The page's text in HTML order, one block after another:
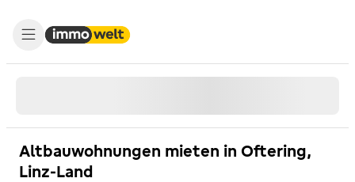
Altbauwohnungen mieten in Oftering,
Linz-Land